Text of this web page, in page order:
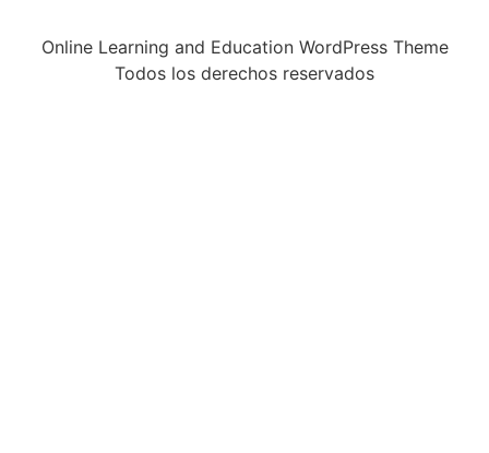
Online Learning and Education WordPress Theme
Todos los derechos reservados